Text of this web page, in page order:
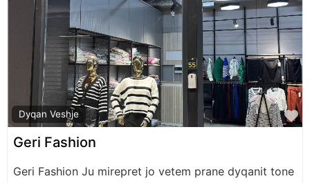
Dyqan Veshje
Geri Fashion
Geri Fashion Ju mirepret jo vetem prane dyqanit tone